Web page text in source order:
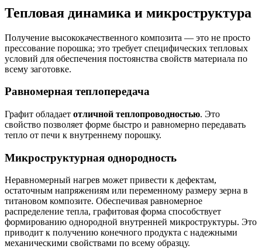
Тепловая динамика и микроструктура
Получение высококачественного композита — это не просто
прессование порошка; это требует специфических тепловых
условий для обеспечения постоянства свойств материала по
всему заготовке.
Равномерная теплопередача
Графит обладает отличной теплопроводностью. Это
свойство позволяет форме быстро и равномерно передавать
тепло от печи к внутреннему порошку.
Микроструктурная однородность
Неравномерный нагрев может привести к дефектам,
остаточным напряжениям или переменному размеру зерна в
титановом композите. Обеспечивая равномерное
распределение тепла, графитовая форма способствует
формированию однородной внутренней микроструктуры. Это
приводит к получению конечного продукта с надежными
механическими свойствами по всему образцу.